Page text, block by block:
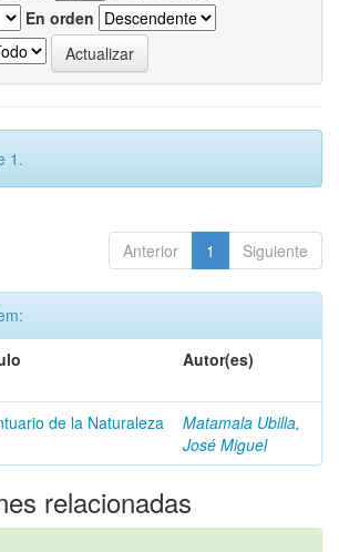
En orden
1.
Anterior 1 Siguiente
Autor(es)
de la Naturaleza
Matamala Ubilla,
José Miguel
relacionadas